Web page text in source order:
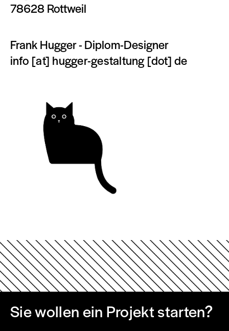
78628 Rottweil
Frank Hugger - Diplom-Designer
info [at] hugger-gestaltung [dot] de
Sie wollen ein Projekt starten?